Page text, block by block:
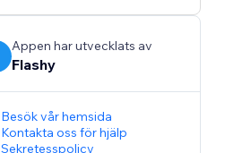
Appen har utvecklats av
Flashy
Besök vår hemsida
Kontakta oss för hjälp
Sekretesspolicy